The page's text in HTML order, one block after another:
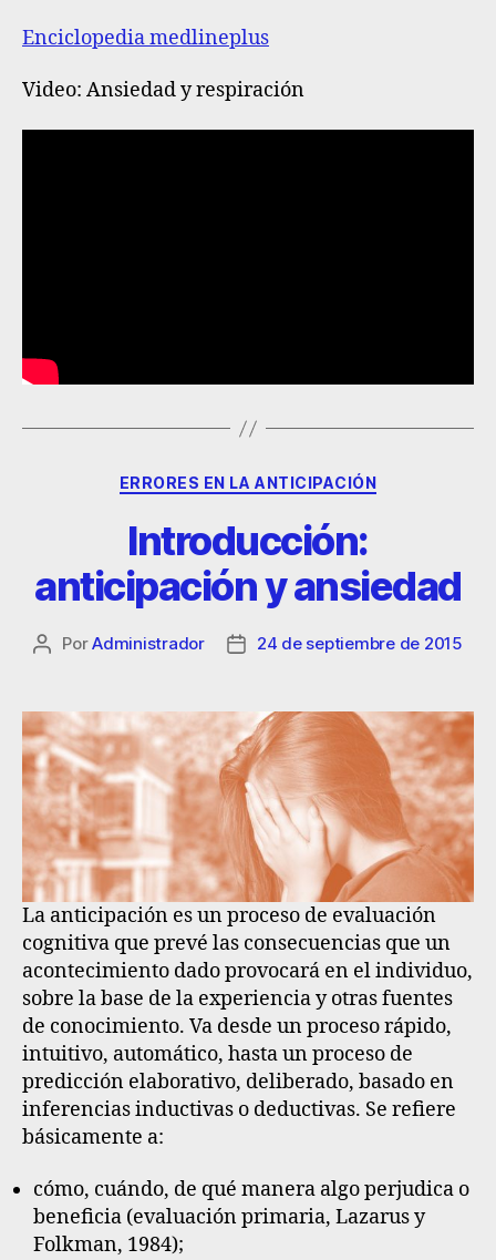
Enciclopedia medlineplus
Video: Ansiedad y respiración
ERRORES EN LA ANTICIPACIÓN
Introducción:
anticipación y ansiedad
PorAdministrador 24 de septiembre de 2015
La anticipación es un proceso de evaluación
cognitiva que prevé las consecuencias que un
acontecimiento dado provocará en el individuo,
sobre la base de la experiencia y otras fuentes
de conocimiento. Va desde un proceso rápido,
intuitivo, automático, hasta un proceso de
predicción elaborativo, deliberado, basado en
inferencias inductivas o deductivas. Se refiere
básicamente a:
cómo, cuándo, de qué manera algo perjudica o
beneficia (evaluación primaria, Lazarus y
Folkman, 1984);